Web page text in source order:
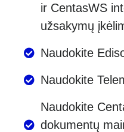
ir CentasWS
užsakymų
Naudokite
Naudokite
Naudokite
dokumentų